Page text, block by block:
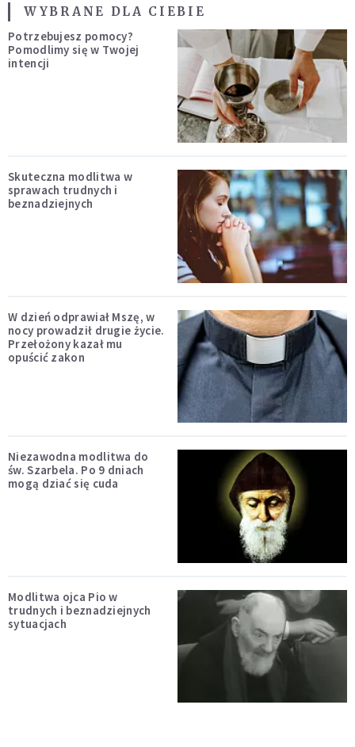
WYBRANE DLA CIEBIE
Potrzebujesz pomocy?
Pomodlimy się w Twojej
intencji
Skuteczna modlitwa w
sprawach trudnych i
beznadziejnych
W dzień odprawiał Mszę, w
nocy prowadził drugie życie.
Przełożony kazał mu
opuścić zakon
Niezawodna modlitwa do
św. Szarbela. Po 9 dniach
mogą dziać się cuda
Modlitwa ojca Pio w
trudnych i beznadziejnych
sytuacjach